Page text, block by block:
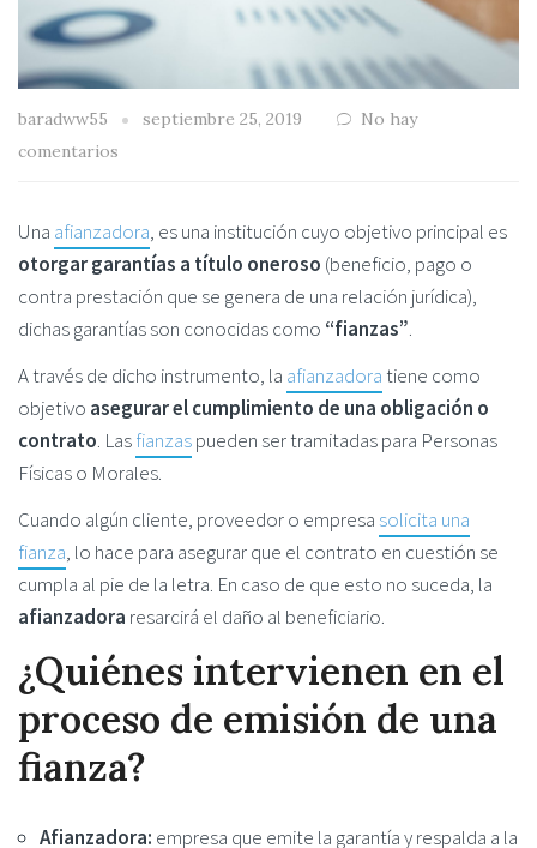
baradww55 septiembre 25, 2019
No hay
comentarios
Una afianzadora, es una institución cuyo objetivo principal es
otorgar garantías a título oneroso (beneficio, pago o
contra prestación que se genera de una relación jurídica),
dichas garantías son conocidas como “fianzas”.
A través de dicho instrumento, la afianzadoratiene como
objetivo asegurar el cumplimiento de una obligación o
contrato. Lasfianzaspueden ser tramitadas para Personas
Físicas o Morales.
Cuando algún cliente, proveedor o empresa solicita una
fianza, lo hace para asegurar que el contrato en cuestión se
cumpla al pie de la letra. En caso de que esto no suceda, la
afianzadora resarcirá el daño al beneficiario.
¿Quiénes intervienen en el
proceso de emisión de una
fianza?
Afianzadora: empresa que emite la garantía y respalda a la